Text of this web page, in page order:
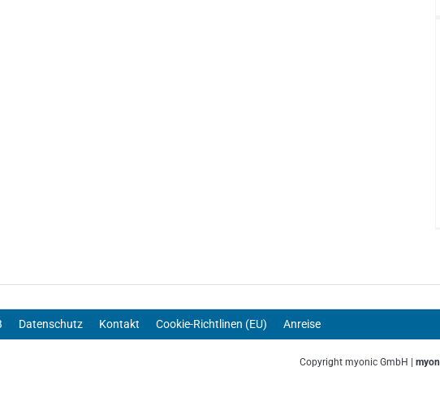
Datenschutz Kontakt Cookie-Richtlinen (EU) Anreise
Copyright myonic GmbH |